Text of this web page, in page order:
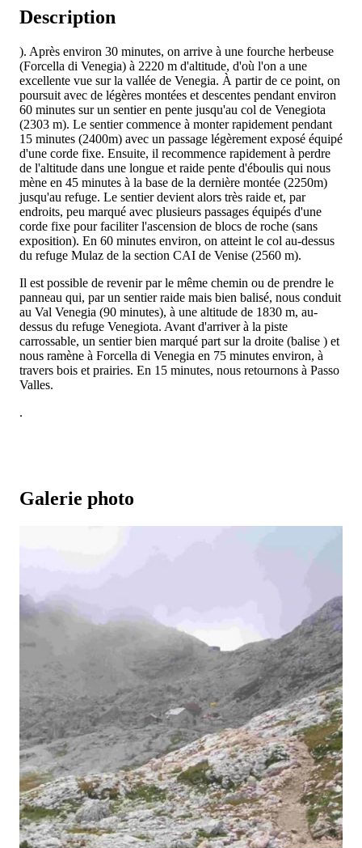
Description
). Après environ 30 minutes, on arrive à une fourche herbeuse
(Forcella di Venegia) à 2220 m d'altitude, d'où l'on a une
excellente vue sur la vallée de Venegia. À partir de ce point, on
poursuit avec de légères montées et descentes pendant environ
60 minutes sur un sentier en pente jusqu'au col de Venegiota
(2303 m). Le sentier commence à monter rapidement pendant
15 minutes (2400m) avec un passage légèrement exposé équipé
d'une corde fixe. Ensuite, il recommence rapidement à perdre
de l'altitude dans une longue et raide pente d'éboulis qui nous
mène en 45 minutes à la base de la dernière montée (2250m)
jusqu'au refuge. Le sentier devient alors très raide et, par
endroits, peu marqué avec plusieurs passages équipés d'une
corde fixe pour faciliter l'ascension de blocs de roche (sans
exposition). En 60 minutes environ, on atteint le col au-dessus
du refuge Mulaz de la section CAI de Venise (2560 m).
Il est possible de revenir par le même chemin ou de prendre le
panneau qui, par un sentier raide mais bien balisé, nous conduit
au Val Venegia (90 minutes), à une altitude de 1830 m, au-
dessus du refuge Venegiota. Avant d'arriver à la piste
carrossable, un sentier bien marqué part sur la droite (balise ) et
nous ramène à Forcella di Venegia en 75 minutes environ, à
travers bois et prairies. En 15 minutes, nous retournons à Passo
Valles.
.
Galerie photo